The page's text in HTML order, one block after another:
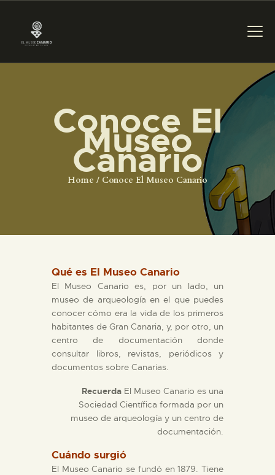
Conoce El
Museo
Canario
Home Conoce El Museo Canario
ACTIVIDADES
COLECCIONES
DIDÁCTICA
ESPAÑOL
PREPARAR LA VISITA
ACTIVIDADES
EL MUSEO
Qué es El Museo Canario
El Museo Canario es, por un lado, un
museo de arqueología en el que puedes
conocer cómo era la vida de los primeros
habitantes de Gran Canaria, y, por otro, un
centro de documentación donde
consultar libros, revistas, periódicos y
documentos sobre Canarias.
Recuerda El Museo Canario es una
Sociedad Científica formada por un
museo de arqueología y un centro de
documentación.
Cuándo surgió
El Museo Canario se fundó en 1879. Tiene